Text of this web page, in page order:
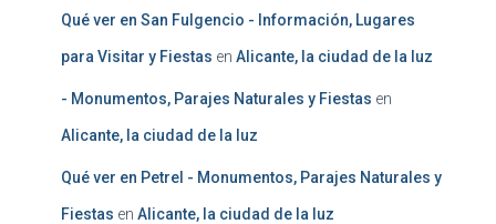
Qué ver en San Fulgencio - Información, Lugares
para Visitar y Fiestas en Alicante, la ciudad de la luz
- Monumentos, Parajes Naturales y Fiestas en
Alicante, la ciudad de la luz
Qué ver en Petrel - Monumentos, Parajes Naturales y
Fiestas en Alicante, la ciudad de la luz